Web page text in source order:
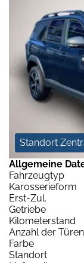
Standort
Allgemeine
Fahrzeugtyp
Karosserieform
Erst-Zul.
Getriebe
Kilometerstand
Anzahl der Türen
Farbe
Standort